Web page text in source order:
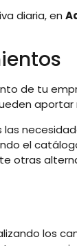
diaria, en
de tu
aportar
el
otras
los